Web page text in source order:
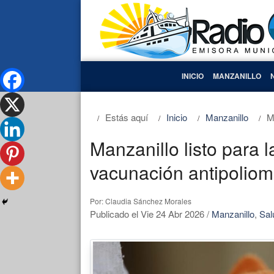
INICIO MANZANILLO
Estás aquí Inicio Manzanillo
Manzanillo listo para
vacunación
Por: Claudia Sánchez Morales
Publicado el Vie 24 Abr 2026/ Manzanillo,